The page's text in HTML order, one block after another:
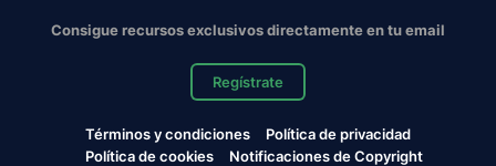
Consigue recursos exclusivos directamente en tu email
Regístrate
Términos y condiciones
Política de privacidad
Política de cookies
Notificaciones de Copyright